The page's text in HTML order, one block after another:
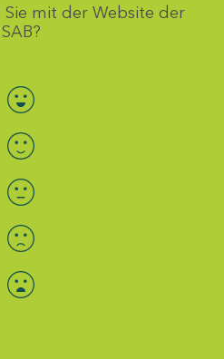
mit der Website der
SAB?
Bewertung auswählen